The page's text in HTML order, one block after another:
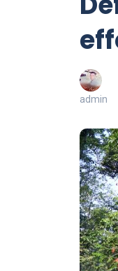
admin